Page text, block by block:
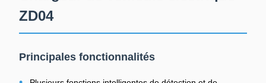
ZD04
Principales fonctionnalités